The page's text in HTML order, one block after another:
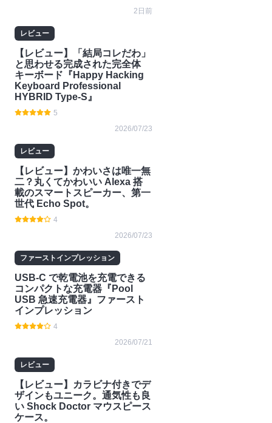
2日前
レビュー
【レビュー】「結局コレだわ」
と思わせる完成された完全体
キーボード『Happy Hacking
Keyboard Professional
HYBRID Type-S』
5
2026/07/23
レビュー
【レビュー】かわいさは唯一無
二？丸くてかわいい Alexa 搭
載のスマートスピーカー、第一
世代 Echo Spot。
4
2026/07/23
ファーストインプレッション
USB-C で乾電池を充電できる
コンパクトな充電器『Pool
USB 急速充電器』ファースト
インプレッション
4
2026/07/21
レビュー
【レビュー】カラビナ付きでデ
ザインもユニーク。通気性も良
い Shock Doctor マウスピース
ケース。